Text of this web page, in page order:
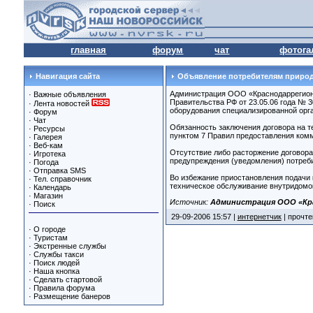
главная форум чат
Навигация сайта
· Важные объявления
· Лента новостей
· Форум
· Чат
· Ресурсы
· Галерея
· Веб-кам
· Игротека
· Погода
· Отправка SMS
· Тел. справочник
· Календарь
· Магазин
· Поиск
· О городе
· Туристам
· Экстренные службы
· Службы такси
· Поиск людей
· Наша кнопка
· Сделать стартовой
· Правила форума
· Размещение банеров
Объявление потребителям
Администрация ООО
Правительства РФ от 23.05.06 года №
оборудования специализированной
Обязанность заключения договора на
пунктом 7 Правил предоставления
Отсутствие либо расторжение
предупреждения (уведомления)
Во избежание приостановления
техническое обслуживание
Источник: Администрация ООО
29-09-2006 15:57 | интернетчик|